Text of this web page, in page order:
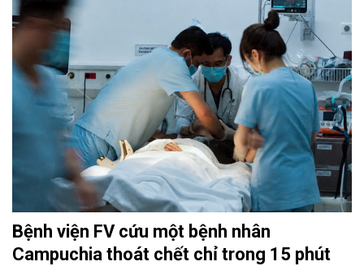
Bệnh viện FV cứu một bệnh nhân
Campuchia thoát chết chỉ trong 15 phút